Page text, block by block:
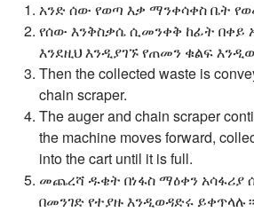
አንድ ሰው የወጣ እቃ ማንቀሳቀስ ቤት
የሰው እንቅስቃሴ ሲመንቀቅ ከፊት በቀይ
እንደዚህ እንዲያገኙ የጠመን ቁልፍ
Then the collected waste is
chain scraper.
The auger and chain scraper
the machine moves forward,
into the cart until it is full.
መጨረሻ ዱቄት በነፋስ ማዕቀን አሳፋሪያ
በመንገድ የተያዙ እንዲወዳድሩ ይቀጥላሉ።